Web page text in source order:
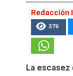
Redacción
376
La